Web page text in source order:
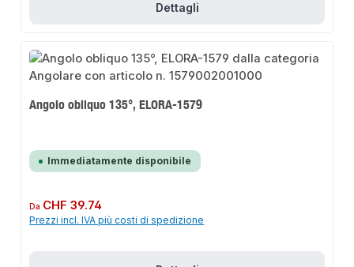
Dettagli
Angolo obliquo 135°, ELORA-1579
Immediatamente disponibile
Prezzo normale:
Da CHF 39.74
Prezzi incl. IVA più costi di spedizione